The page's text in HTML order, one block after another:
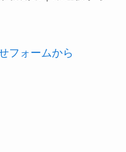
フォームから